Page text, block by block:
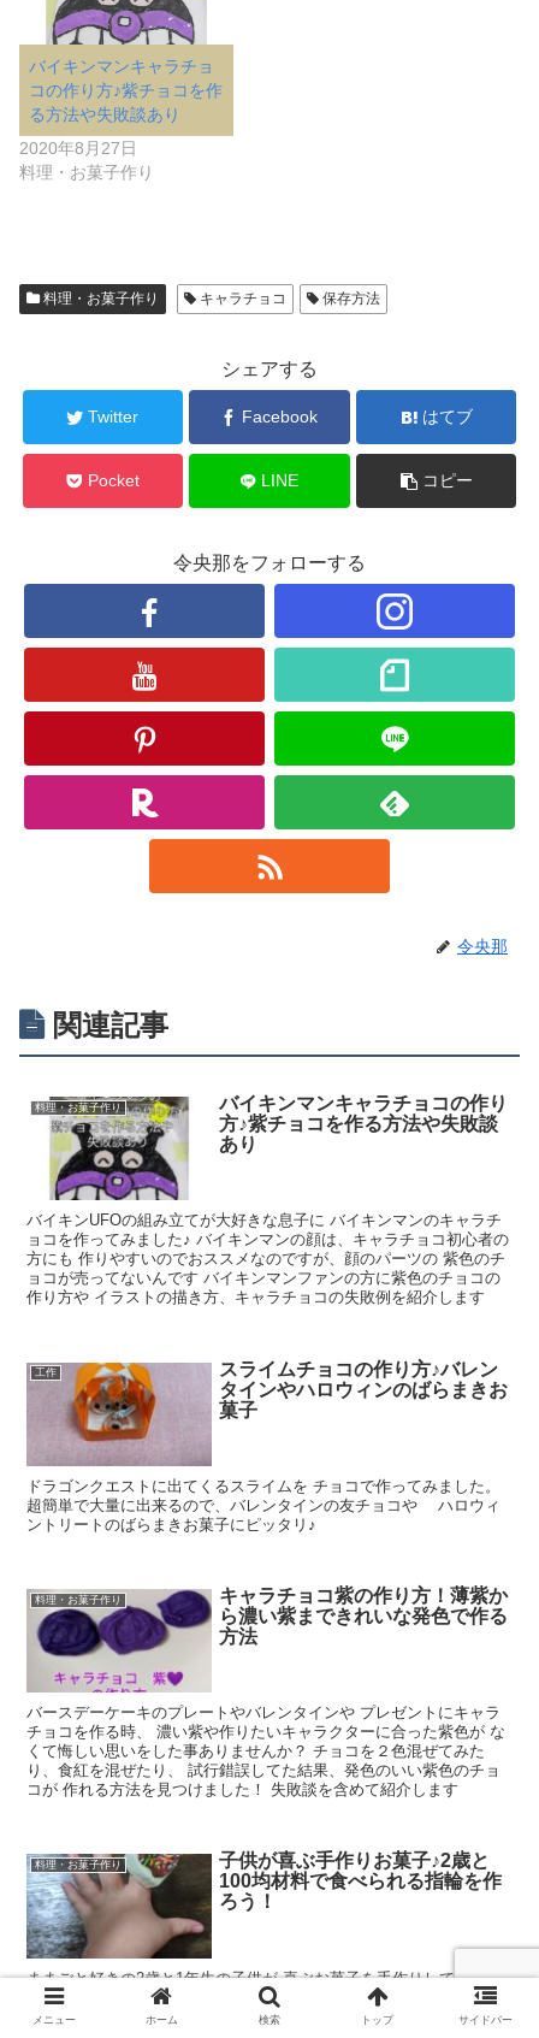
バイキンマンキャラチョ
コの作り方♪紫チョコを作
る方法や失敗談あり
2020年8月27日
料理・お菓子作り
料理・お菓子作り キャラチョコ 保存方法
シェアする
Twitter Facebook はてブ
Pocket LINE コピー
令央那をフォローする
令央那
関連記事
料理・お菓子作り
バイキンマンキャラチョコの作り
方♪紫チョコを作る方法や失敗談
あり
バイキンUFOの組み立てが大好きな息子に バイキンマンのキャラチ
ョコを作ってみました♪ バイキンマンの顔は、キャラチョコ初心者の
方にも 作りやすいのでおススメなのですが、顔のパーツの 紫色のチ
ョコが売ってないんです バイキンマンファンの方に紫色のチョコの
作り方や イラストの描き方、キャラチョコの失敗例を紹介します
工作
スライムチョコの作り方♪バレン
タインやハロウィンのばらまきお
菓子
ドラゴンクエストに出てくるスライムを チョコで作ってみました。
超簡単で大量に出来るので、バレンタインの友チョコや ハロウィ
ントリートのばらまきお菓子にピッタリ♪
料理・お菓子作り
キャラチョコ紫の作り方！薄紫か
ら濃い紫まできれいな発色で作る
方法
バースデーケーキのプレートやバレンタインや プレゼントにキャラ
チョコを作る時、 濃い紫や作りたいキャラクターに合った紫色が な
くて悔しい思いをした事ありませんか？ チョコを２色混ぜてみた
り、食紅を混ぜたり、 試行錯誤してた結果、発色のいい紫色のチョ
コが 作れる方法を見つけました！ 失敗談を含めて紹介します
料理・お菓子作り
子供が喜ぶ手作りお菓子♪2歳と
100均材料で食べられる指輪を作
ろう！
ままごと好きの2歳と1年生の子供が 喜ぶお菓子を手作りしてみまし
た。 子供の指にピッタリでホワイトデーの プレゼントにも喜ばれ
そうな 食べられるハートの指輪を作ります。 材料は、ほぼ100均で
メニュー ホーム 検索 トップ サイドバー